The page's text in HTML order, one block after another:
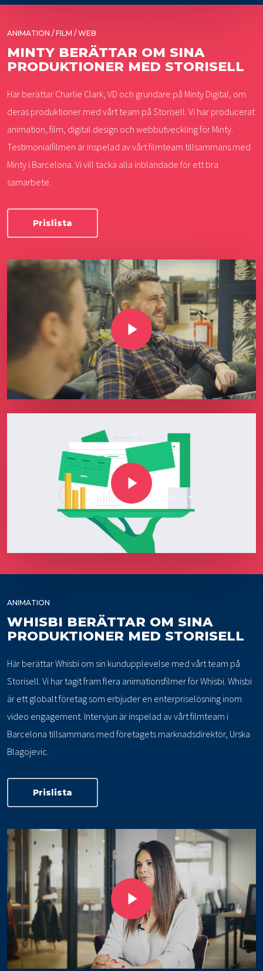
ANIMATION / FILM / WEB
MINTY BERÄTTAR OM SINA
PRODUKTIONER MED STORISELL
Här berättar Charlie Clark, VD och grundare på Minty Digital, om
deras produktioner med vårt team på Storisell. Vi har producerat
animation, film, digital design och webbutveckling för Minty.
Testimonialfilmen är inspelad av vårt filmteam tillsammans med
Minty i Barcelona. Vi vill tacka alla inblandade för ett bra
samarbete.
Prislista
Play Video
Play Video
ANIMATION
WHISBI BERÄTTAR OM SINA
PRODUKTIONER MED STORISELL
Här berättar Whisbi om sin kundupplevelse med vårt team på
Storisell. Vi har tagit fram flera animationsfilmer för Whisbi. Whisbi
är ett globalt företag som erbjuder en enterpriselösning inom
video engagement. Intervjun är inspelad av vårt filmteam i
Barcelona tillsammans med företagets marknadsdirektör, Urska
Blagojevic.
Prislista
Play Video